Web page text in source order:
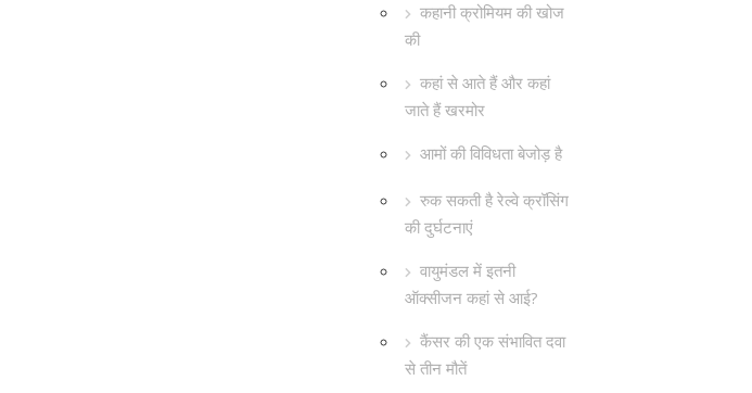
कहानी क्रोमियम की खोज
की
कहां से आते हैं और कहां
जाते हैं खरमोर
आमों की विविधता बेजोड़ है
रुक सकती है रेल्वे क्रॉसिंग
की दुर्घटनाएं
वायुमंडल में इतनी
ऑक्सीजन कहां से आई?
कैंसर की एक संभावित दवा
से तीन मौतें